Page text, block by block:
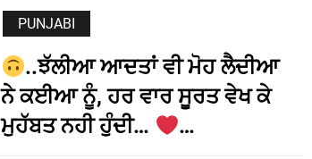
PUNJABI
..ਝੱਲੀਆ ਆਦਤਾਂ ਵੀ ਮੋਹ ਲੈਦੀਆ
ਨੇ ਕਈਆ ਨੂੰ, ਹਰ ਵਾਰ ਸੂਰਤ ਵੇਖ ਕੇ
ਮੁਹੱਬਤ ਨਹੀ ਹੁੰਦੀ…
…